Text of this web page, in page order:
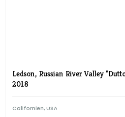
Ledson, Russian River Valley
2018
Californien, USA